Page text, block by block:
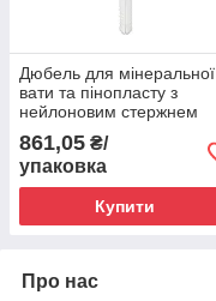
Дюбель для мінеральної
вати та пінопласту з
нейлоновим стержнем
861,05 ₴/
упаковка
Купити
Про нас